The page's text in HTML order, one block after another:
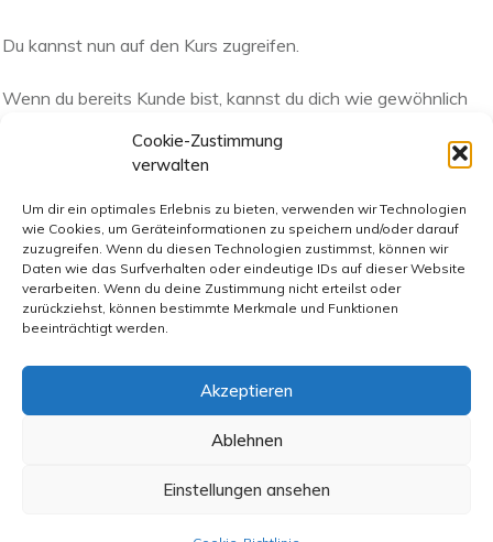
Cookie-Zustimmung
verwalten
Um dir ein optimales Erlebnis zu bieten, verwenden wir Technologien
wie Cookies, um Geräteinformationen zu speichern und/oder darauf
zuzugreifen. Wenn du diesen Technologien zustimmst, können wir
Daten wie das Surfverhalten oder eindeutige IDs auf dieser Website
verarbeiten. Wenn du deine Zustimmung nicht erteilst oder
zurückziehst, können bestimmte Merkmale und Funktionen
beeinträchtigt werden.
Akzeptieren
Ablehnen
Einstellungen ansehen
Du kannst nun auf den Kurs zugreifen.
Wenn du bereits Kunde bist, kannst du dich wie gewöhnlich
Bist du Neukunde, bekommst du wahrscheinlich gerade in
Zugangsdaten.
Viel Spaß beim Hören und Lesen!
Zum Login
Die Abbuchung erfolgt über den Zahlungsanbieter Copecart
Hinweis: Solltest du keine E-Mail bekommen haben, schau mal in deinem